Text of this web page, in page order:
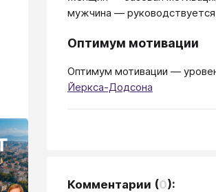
мужчина ―
Оптимум мотивации
Оптимум мотивации ―
Йеркса-Додсона
Комментарии (0):